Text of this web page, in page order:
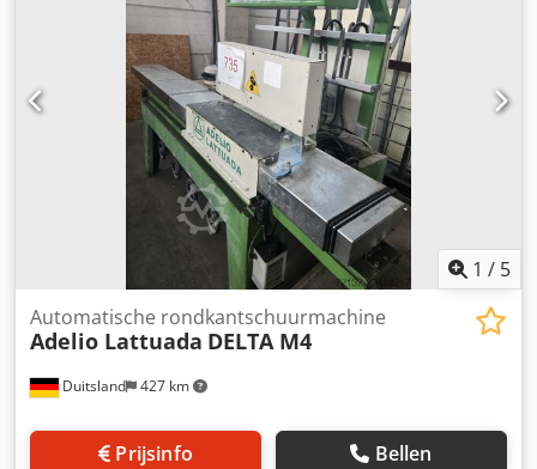
1 / 5
Duitsland 427 km
Automatische rondkantschuurmachine
Adelio Lattuada DELTA M4
Prijsinfo Bellen